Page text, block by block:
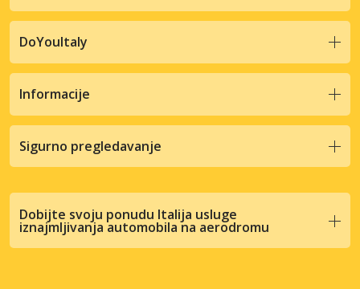
DoYouItaly
Informacije
Sigurno pregledavanje
Dobijte svoju ponudu Italija usluge
iznajmljivanja automobila na aerodromu